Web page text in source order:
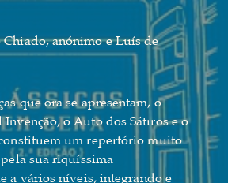
anónimo e Luís de
que ora se apresentam, o
o Auto dos Sátiros e o
um repertório muito
sua riquíssima
a vários níveis, integrando e